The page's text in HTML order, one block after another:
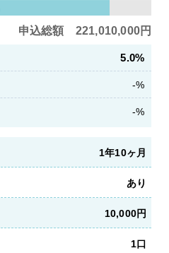
申込総額 221,010,000円
5.0%
-%
-%
1年10ヶ月
あり
10,000円
1口